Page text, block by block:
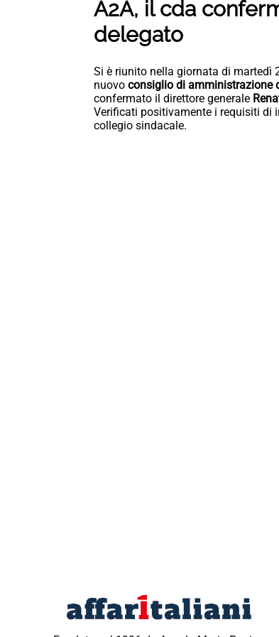
A2A, il cda
delegato
Si è riunito nella giornata di martedì
nuovo consiglio di amministrazione
confermato il direttore generale
Verificati positivamente i requisiti di
collegio sindacale.